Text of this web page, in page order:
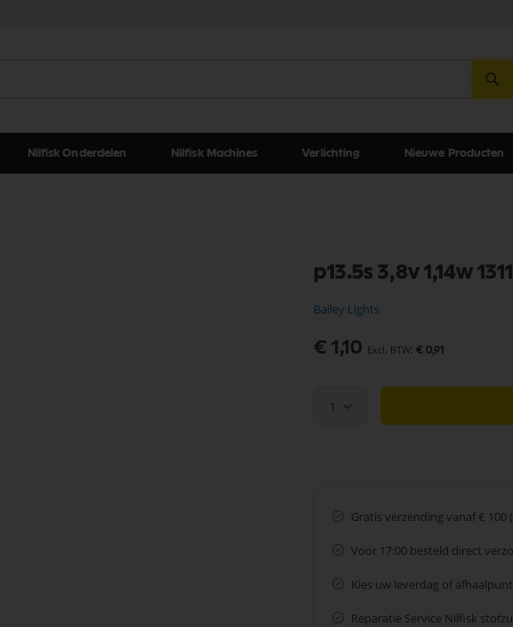
Nilfisk Onderdelen Nilfisk Machines Verlichting Nieuwe Producten
p13.5s 3,8v 1,14w
Bailey Lights
€ 1,10 € 0,91
1
Gratis verzending vanaf € 100
Voor 17:00 besteld direct
Kies uw leverdag of afhaalpunt
Reparatie Service Nilfisk